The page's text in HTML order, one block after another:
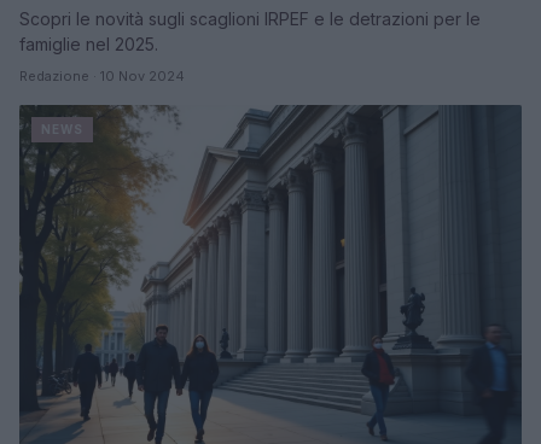
Scopri le novità sugli scaglioni IRPEF e le detrazioni per le
famiglie nel 2025.
Redazione · 10 Nov 2024